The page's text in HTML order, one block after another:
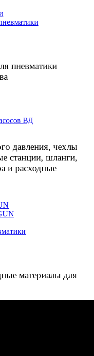
пневматики
ВД
давления, чехлы
станции, шланги,
и расходные
материалы для